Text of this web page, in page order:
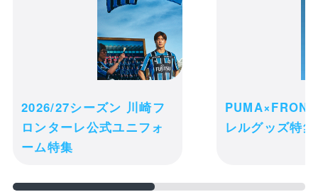
2026/27シーズン 川崎フ
ロンターレ公式ユニフォ
ーム特集
レルグッズ特